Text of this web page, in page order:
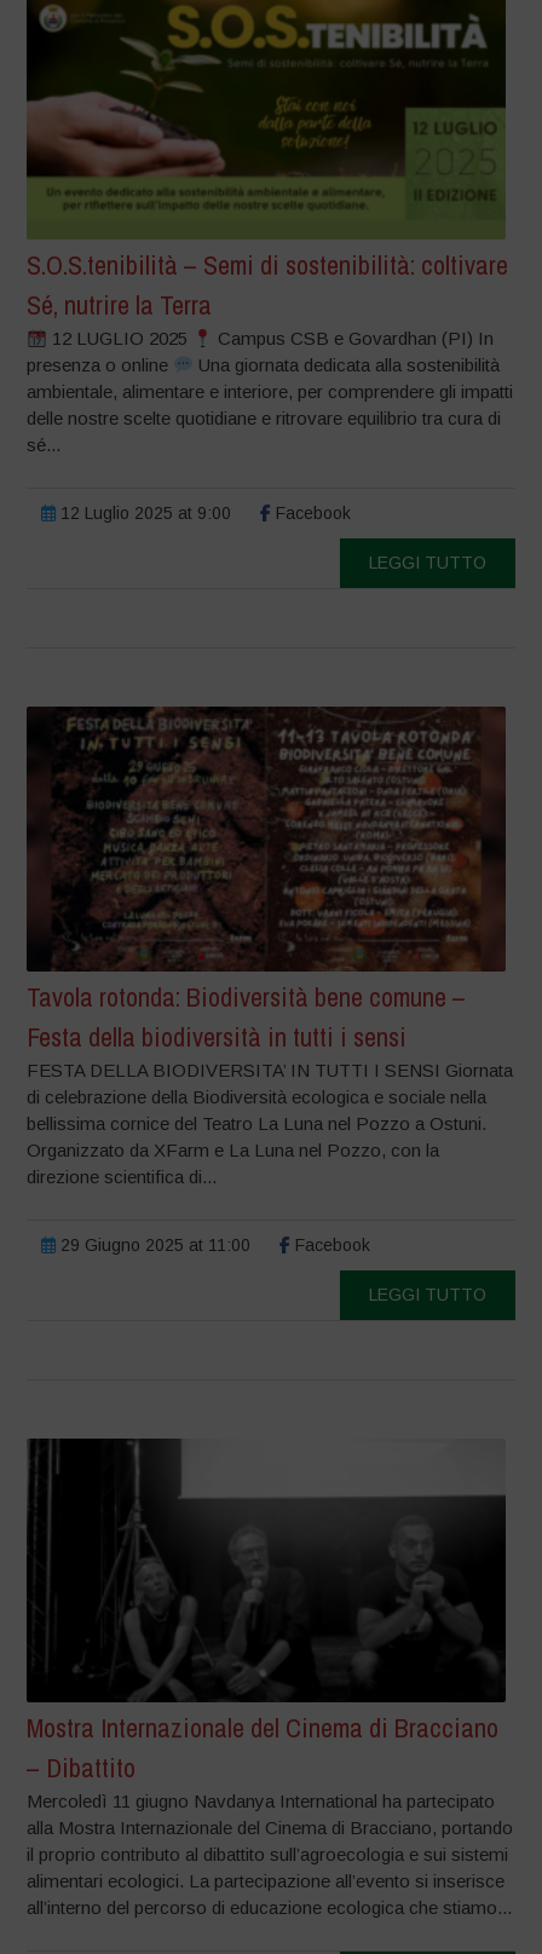
S.O.S.tenibilità – Semi di sostenibilità: coltivare
Sé, nutrire la Terra
12 LUGLIO 2025
Campus CSB e Govardhan (PI) In
presenza o online
Una giornata dedicata alla sostenibilità
ambientale, alimentare e interiore, per comprendere gli impatti
delle nostre scelte quotidiane e ritrovare equilibrio tra cura di
sé...
12 Luglio 2025 at 9:00 Facebook
LEGGI TUTTO
Tavola rotonda: Biodiversità bene comune –
Festa della biodiversità in tutti i sensi
FESTA DELLA BIODIVERSITA’ IN TUTTI I SENSI Giornata
di celebrazione della Biodiversità ecologica e sociale nella
bellissima cornice del Teatro La Luna nel Pozzo a Ostuni.
Organizzato da XFarm e La Luna nel Pozzo, con la
direzione scientifica di...
29 Giugno 2025 at 11:00 Facebook
LEGGI TUTTO
Mostra Internazionale del Cinema di Bracciano
– Dibattito
Mercoledì 11 giugno Navdanya International ha partecipato
alla Mostra Internazionale del Cinema di Bracciano, portando
il proprio contributo al dibattito sull’agroecologia e sui sistemi
alimentari ecologici. La partecipazione all’evento si inserisce
all’interno del percorso di educazione ecologica che stiamo...